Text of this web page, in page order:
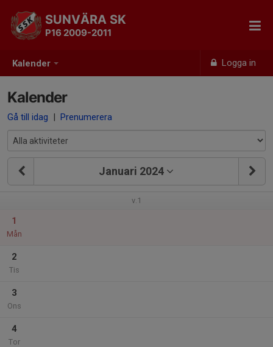
Kalender Logga in
SUNVÄRA SK
P16 2009-2011
Kalender
Gå till idag | Prenumerera
Januari 2024
v.1
1
Mån
2
Tis
3
Ons
4
Tor